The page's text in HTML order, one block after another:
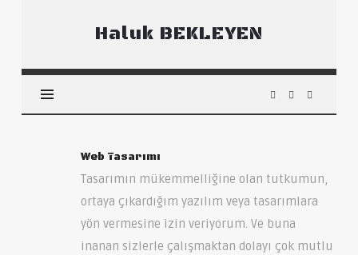
Haluk
Haluk BEKLEYEN
Web Tasarımı
Tasarımın mükemmelliğine olan tutkumun,
ortaya çıkardığım yazılım veya tasarımlara
yön vermesine izin veriyorum. Ve buna
inanan sizlerle çalışmaktan dolayı çok mutlu